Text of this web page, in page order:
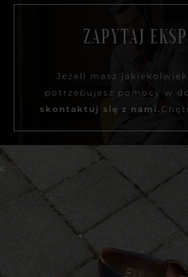
ZAPYTAJ
Jeżeli masz
potrzebujesz pomocy w
skontaktuj się z nami.